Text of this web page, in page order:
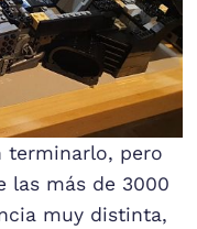
terminarlo, pero
las más de 3000
muy distinta,